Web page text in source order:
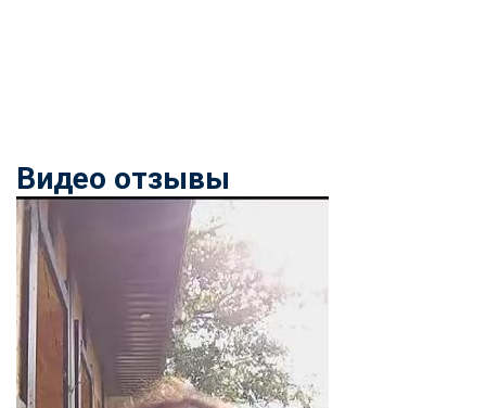
Видео отзывы